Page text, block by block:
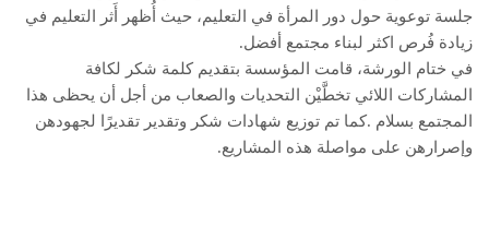
جلسة توعوية حول دور المرأة في التعليم، حيث أُظهر أَثر التعليم في
زيادة فُرص اكثر لبناء مجتمع أفضل.
في ختام الورشة، قامت المؤسسة بتقديم كلمة شكر لكافة
المشاركات اللائي تخطَّيْن التحديات والصعاب من أجل أن يحظى هذا
المجتمع بسلام .كما تم توزيع شهادات شكر وتقدير تقديرًا لجهودهن
وإصرارهن على مواصلة هذه المشاريع.